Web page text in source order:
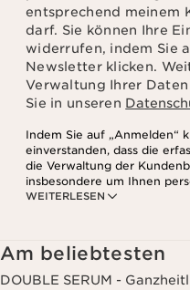
entsprechend meinem
darf. Sie können Ihre
widerrufen, indem Sie
Newsletter klicken.
Verwaltung Ihrer
Sie in unseren
WEITERLESEN
Indem Sie auf „Anmelden“
einverstanden, dass die
die Verwaltung der
insbesondere um Ihnen
Produkten und
Websites Dritter, sowie für
Am beliebtesten
DOUBLE SERUM -